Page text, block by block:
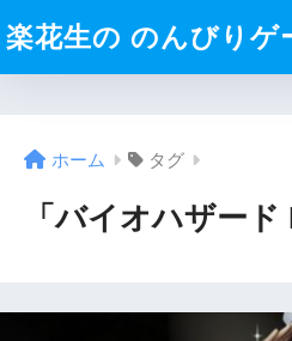
楽花生の のんびりゲ
ホーム タグ
「バイオハザー